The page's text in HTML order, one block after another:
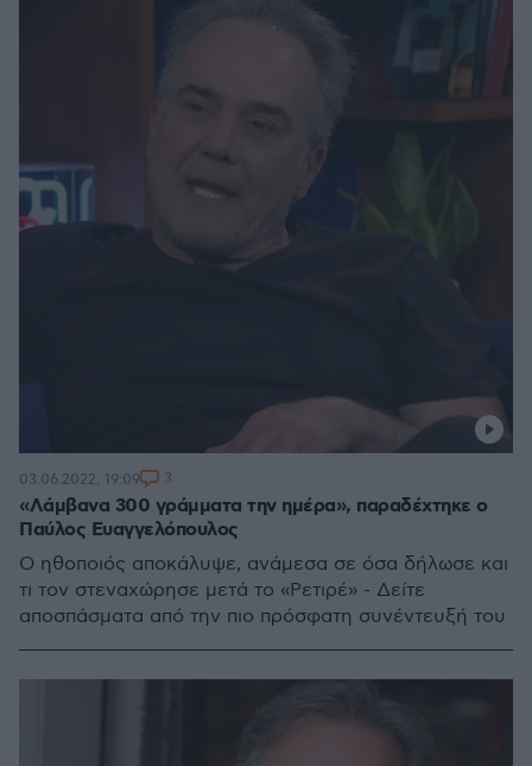
«Λάμβανα 300 γράμματα την ημέρα», παραδέχτηκε ο
Παύλος Ευαγγελόπουλος
Ο ηθοποιός αποκάλυψε, ανάμεσα σε όσα δήλωσε και
τι τον στεναχώρησε μετά το «Ρετιρέ» - Δείτε
αποσπάσματα από την πιο πρόσφατη συνέντευξή του
03.06.2022, 19:09 3